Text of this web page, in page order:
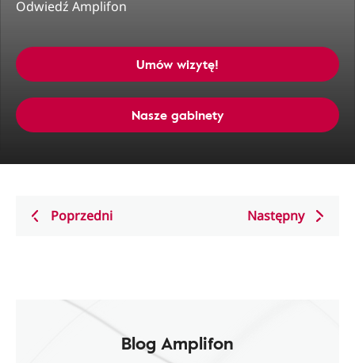
Odwiedź Amplifon
Umów wizytę!
Nasze gabinety
Poprzedni Następny
Blog Amplifon